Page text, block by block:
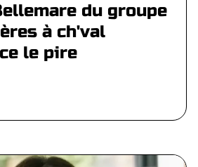
du groupe
à ch'val
le pire